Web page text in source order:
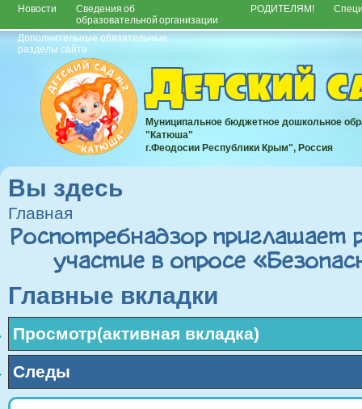
Новости
Сведения об
образовательной организации
РОДИТЕЛЯМ!
Дополнительные обязательные
разделы сайта
Детский
Муниципальное бюджетное дошкольное
"Катюша"
г.Феодосии Республики Крым", Россия
Вы здесь
Главная
Роспотребнадзор приглашает
участие в опросе
Главные вкладки
Просмотр(активная вкладка)
Следы